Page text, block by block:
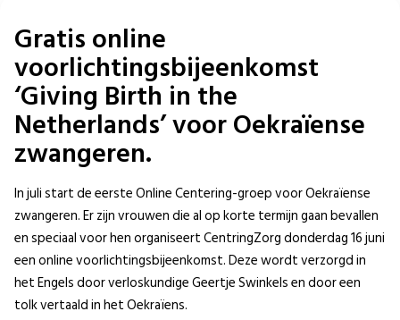
Gratis online
voorlichtingsbijeenkomst
‘Giving Birth in the
Netherlands’ voor Oekraïense
zwangeren.
In juli start de eerste Online Centering-groep voor Oekraïense
zwangeren. Er zijn vrouwen die al op korte termijn gaan bevallen
en speciaal voor hen organiseert CentringZorg donderdag 16 juni
een online voorlichtingsbijeenkomst. Deze wordt verzorgd in
het Engels door verloskundige Geertje Swinkels en door een
tolk vertaald in het Oekraïens.